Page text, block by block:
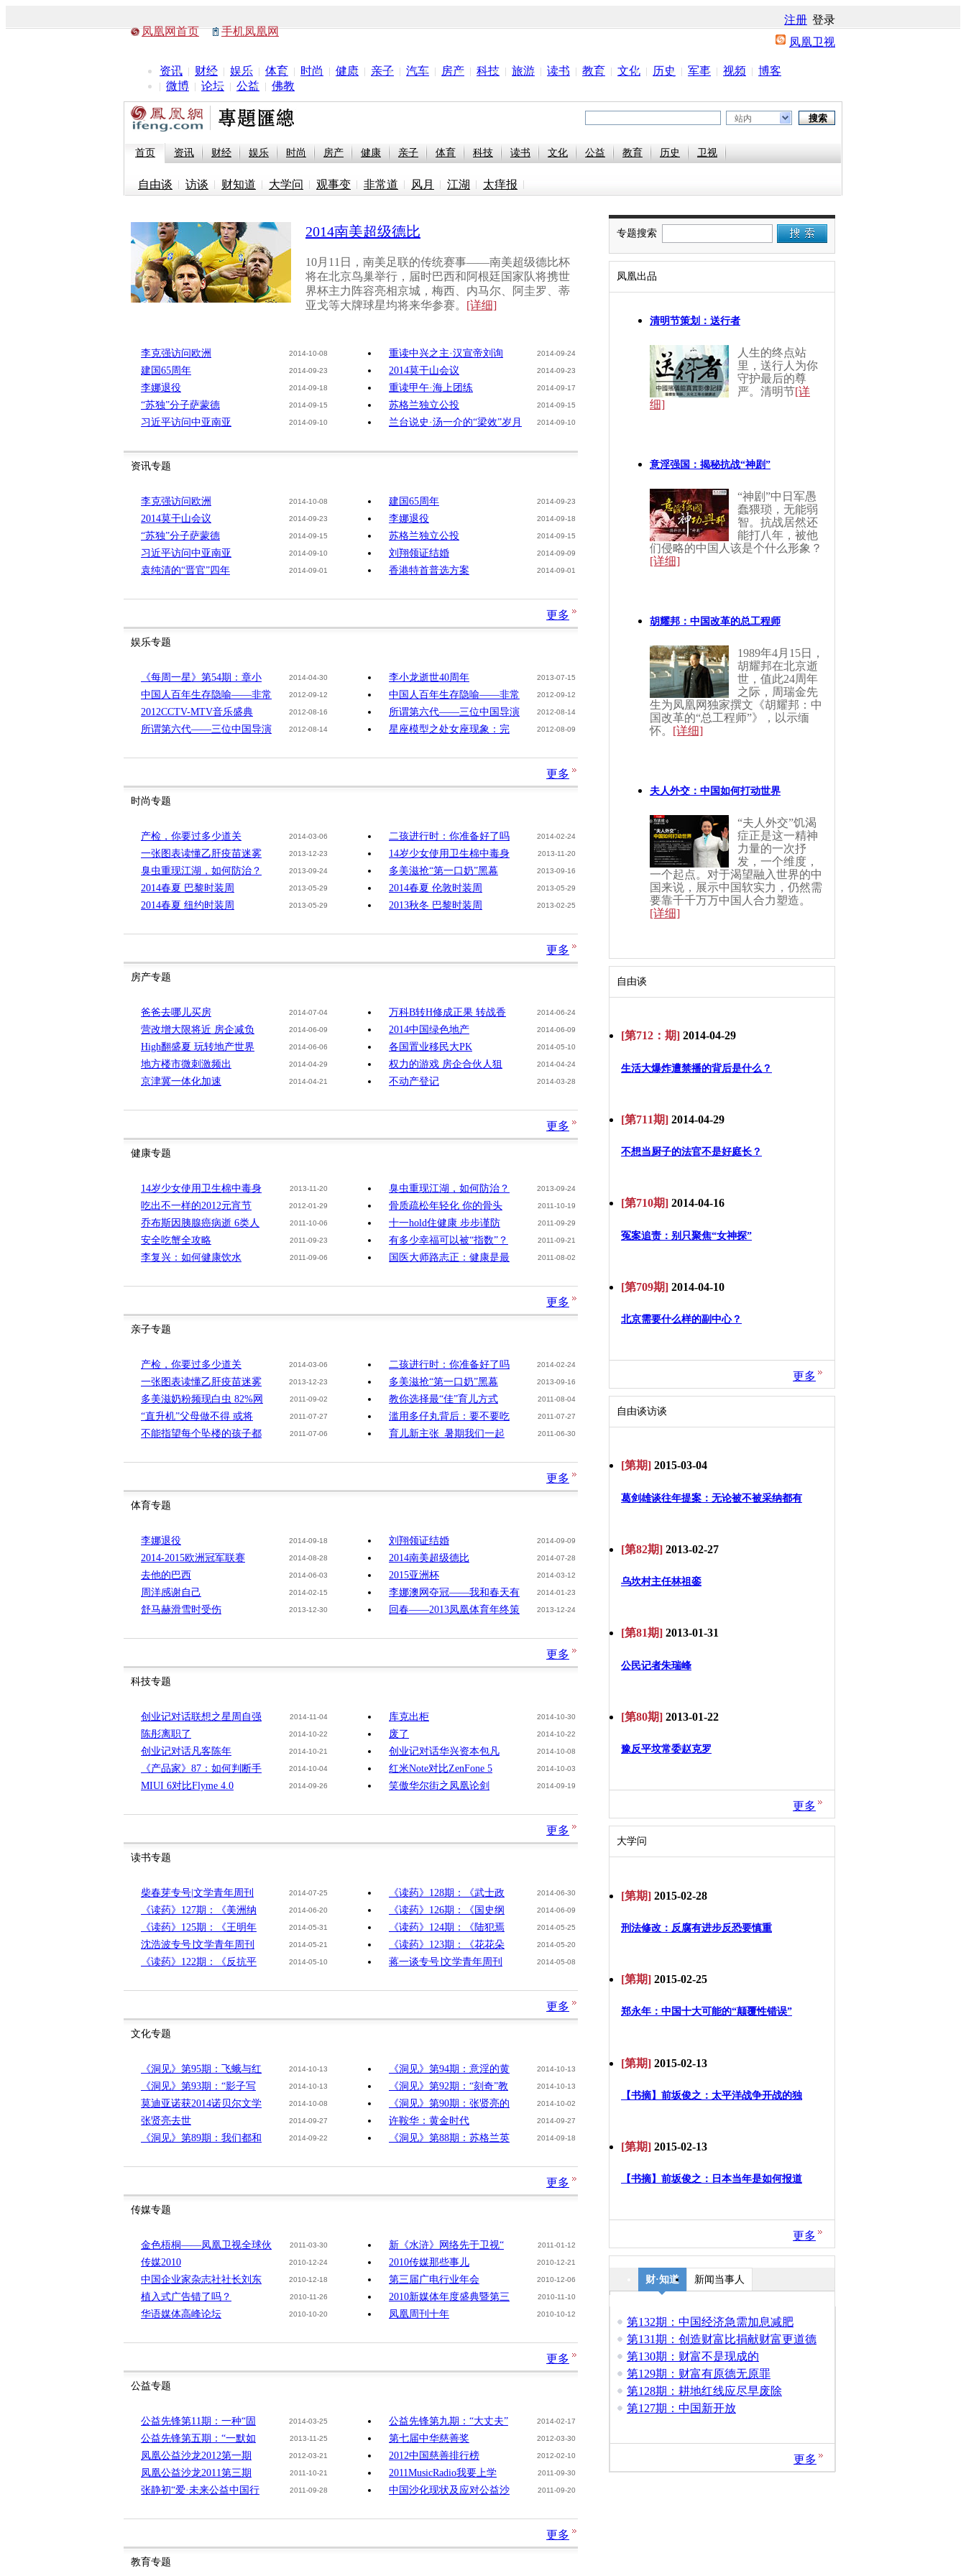
凤凰网首页 手机凤凰网
注册 登录
凤凰卫视
资讯 财经 娱乐 体育 时尚 健康 亲子 汽车 房产 科技 旅游 读书 教育 文化 历史 军事 视频
博客
微博
论坛 公益 佛教
站内
首页 资讯 财经 娱乐 时尚 房产 健康 亲子 体育 科技 读书 文化 公益 教育 历史 卫视
自由谈 访谈 财知道 大学问 观事变 非常道 风月 江湖 太痒报
2014南美超级德比
10月11日，南美足联的传统赛事——南美超级德比杯
将在北京鸟巢举行，届时巴西和阿根廷国家队将携世
界杯主力阵容亮相京城，梅西、内马尔、阿圭罗、蒂
亚戈等大牌球星均将来华参赛。 [详细]
李克强访问欧洲 2014-10-08 重读中兴之主·汉宣帝刘询 2014-09-24
建国65周年 2014-09-23 2014莫干山会议 2014-09-23
李娜退役 2014-09-18 重读甲午·海上团练 2014-09-17
“苏独”分子萨蒙德 2014-09-15 苏格兰独立公投 2014-09-15
习近平访问中亚南亚 2014-09-10 兰台说史·汤一介的“梁效”岁月 2014-09-10
资讯专题
李克强访问欧洲 2014-10-08 建国65周年 2014-09-23
2014莫干山会议 2014-09-23 李娜退役 2014-09-18
“苏独”分子萨蒙德 2014-09-15 苏格兰独立公投 2014-09-15
习近平访问中亚南亚 2014-09-10 刘翔领证结婚 2014-09-09
袁纯清的“晋官”四年 2014-09-01 香港特首普选方案 2014-09-01
更多
娱乐专题
《每周一星》第54期：章小 2014-04-30 李小龙逝世40周年 2013-07-15
中国人百年生存隐喻——非常 2012-09-12 中国人百年生存隐喻——非常 2012-09-12
2012CCTV-MTV音乐盛典 2012-08-16 所谓第六代——三位中国导演 2012-08-14
所谓第六代——三位中国导演 2012-08-14 星座模型之处女座现象：完 2012-08-09
更多
时尚专题
产检，你要过多少道关 2014-03-06 二孩进行时：你准备好了吗 2014-02-24
一张图表读懂乙肝疫苗迷雾 2013-12-23 14岁少女使用卫生棉中毒身 2013-11-20
臭虫重现江湖，如何防治？ 2013-09-24 多美滋抢“第一口奶”黑幕 2013-09-16
2014春夏 巴黎时装周 2013-05-29 2014春夏 伦敦时装周 2013-05-29
2014春夏 纽约时装周 2013-05-29 2013秋冬 巴黎时装周 2013-02-25
更多
房产专题
爸爸去哪儿买房 2014-07-04 万科B转H修成正果 转战香 2014-06-24
营改增大限将近 房企减负 2014-06-09 2014中国绿色地产 2014-06-09
High翻盛夏 玩转地产世界 2014-06-06 各国置业移民大PK 2014-05-10
地方楼市微刺激频出 2014-04-29 权力的游戏 房企合伙人狙 2014-04-24
京津冀一体化加速 2014-04-21 不动产登记 2014-03-28
更多
健康专题
14岁少女使用卫生棉中毒身 2013-11-20 臭虫重现江湖，如何防治？ 2013-09-24
吃出不一样的2012元宵节 2012-01-29 骨质疏松年轻化 你的骨头 2011-10-19
乔布斯因胰腺癌病逝 6类人 2011-10-06 十一hold住健康 步步谨防 2011-09-29
安全吃蟹全攻略 2011-09-23 有多少幸福可以被“指数”？ 2011-09-21
李复兴：如何健康饮水 2011-09-06 国医大师路志正：健康是最 2011-08-02
更多
亲子专题
产检，你要过多少道关 2014-03-06 二孩进行时：你准备好了吗 2014-02-24
一张图表读懂乙肝疫苗迷雾 2013-12-23 多美滋抢“第一口奶”黑幕 2013-09-16
多美滋奶粉频现白虫 82%网 2011-09-02 教你选择最“佳”育儿方式 2011-08-04
“直升机”父母做不得 或将 2011-07-27 滥用多仔丸背后：要不要吃 2011-07-27
不能指望每个坠楼的孩子都 2011-07-06 育儿新主张_暑期我们一起 2011-06-30
更多
体育专题
李娜退役 2014-09-18 刘翔领证结婚 2014-09-09
2014-2015欧洲冠军联赛 2014-08-28 2014南美超级德比 2014-07-28
去他的巴西 2014-06-03 2015亚洲杯 2014-03-12
周洋感谢自己 2014-02-15 李娜澳网夺冠——我和春天有 2014-01-23
舒马赫滑雪时受伤 2013-12-30 回春——2013凤凰体育年终策 2013-12-24
更多
科技专题
创业记对话联想之星周自强 2014-11-04 库克出柜 2014-10-30
陈彤离职了 2014-10-22 废了 2014-10-22
创业记对话凡客陈年 2014-10-21 创业记对话华兴资本包凡 2014-10-08
《产品家》87：如何判断手 2014-10-04 红米Note对比ZenFone 5 2014-10-03
MIUI 6对比Flyme 4.0 2014-09-26 笑傲华尔街之凤凰论剑 2014-09-19
更多
读书专题
柴春芽专号|文学青年周刊 2014-07-25 《读药》128期：《武士政 2014-06-30
《读药》127期：《美洲纳 2014-06-20 《读药》126期：《国史纲 2014-06-09
《读药》125期：《王明年 2014-05-31 《读药》124期：《陆犯焉 2014-05-25
沈浩波专号∣文学青年周刊 2014-05-21 《读药》123期：《花花朵 2014-05-20
《读药》122期：《反抗平 2014-05-10 蒋一谈专号∣文学青年周刊 2014-05-08
更多
文化专题
《洞见》第95期：飞蛾与红 2014-10-13 《洞见》第94期：意淫的黄 2014-10-13
《洞见》第93期：“影子写 2014-10-13 《洞见》第92期：“刻奇”教 2014-10-13
莫迪亚诺获2014诺贝尔文学 2014-10-08 《洞见》第90期：张贤亮的 2014-10-02
张贤亮去世 2014-09-27 许鞍华：黄金时代 2014-09-27
《洞见》第89期：我们都和 2014-09-22 《洞见》第88期：苏格兰英 2014-09-18
更多
传媒专题
金色梧桐——凤凰卫视全球伙 2011-03-30 新《水浒》网络先于卫视“ 2011-01-12
传媒2010 2010-12-24 2010传媒那些事儿 2010-12-21
中国企业家杂志社社长刘东 2010-12-18 第三届广电行业年会 2010-12-06
植入式广告错了吗？ 2010-11-26 2010新媒体年度盛典暨第三 2010-11-10
华语媒体高峰论坛 2010-10-20 凤凰周刊十年 2010-10-12
更多
公益专题
公益先锋第11期：一种“固 2014-03-25 公益先锋第九期：“大丈夫” 2014-02-17
公益先锋第五期：“一默如 2013-11-25 第七届中华慈善奖 2012-03-30
凤凰公益沙龙2012第一期 2012-03-21 2012中国慈善排行榜 2012-02-10
凤凰公益沙龙2011第三期 2011-10-21 2011MusicRadio我要上学 2011-09-30
张静初“爱·未来公益中国行 2011-09-28 中国沙化现状及应对公益沙 2011-09-20
更多
教育专题
专题搜索
凤凰出品
清明节策划：送行者
人生的终点站
里，送行人为你
守护最后的尊
严。清明节[详
细]
意淫强国：揭秘抗战“神剧”
“神剧”中日军愚
蠢猥琐，无能弱
智。抗战居然还
能打八年，被他
们侵略的中国人该是个什么形象？
[详细]
胡耀邦：中国改革的总工程师
1989年4月15日，
胡耀邦在北京逝
世，值此24周年
之际，周瑞金先
生为凤凰网独家撰文《胡耀邦：中
国改革的“总工程师”》，以示缅
怀。 [详细]
夫人外交：中国如何打动世界
“夫人外交”饥渴
症正是这一精神
力量的一次抒
发，一个维度，
一个起点。对于渴望融入世界的中
国来说，展示中国软实力，仍然需
要靠千千万万中国人合力塑造。
[详细]
自由谈
[第712：期] 2014-04-29
生活大爆炸遭禁播的背后是什么？
[第711期] 2014-04-29
不想当厨子的法官不是好庭长？
[第710期] 2014-04-16
冤案追责：别只聚焦“女神探”
[第709期] 2014-04-10
北京需要什么样的副中心？
更多
自由谈访谈
[第期] 2015-03-04
葛剑雄谈往年提案：无论被不被采纳都有
[第82期] 2013-02-27
乌坎村主任林祖銮
[第81期] 2013-01-31
公民记者朱瑞峰
[第80期] 2013-01-22
豫反平坟常委赵克罗
更多
大学问
[第期] 2015-02-28
刑法修改：反腐有进步反恐要慎重
[第期] 2015-02-25
郑永年：中国十大可能的“颠覆性错误”
[第期] 2015-02-13
【书摘】前坂俊之：太平洋战争开战的独
[第期] 2015-02-13
【书摘】前坂俊之：日本当年是如何报道
更多
财·知道 新闻当事人
第132期：中国经济急需加息减肥
第131期：创造财富比捐献财富更道德
第130期：财富不是现成的
第129期：财富有原德无原罪
第128期：耕地红线应尽早废除
第127期：中国新开放
更多